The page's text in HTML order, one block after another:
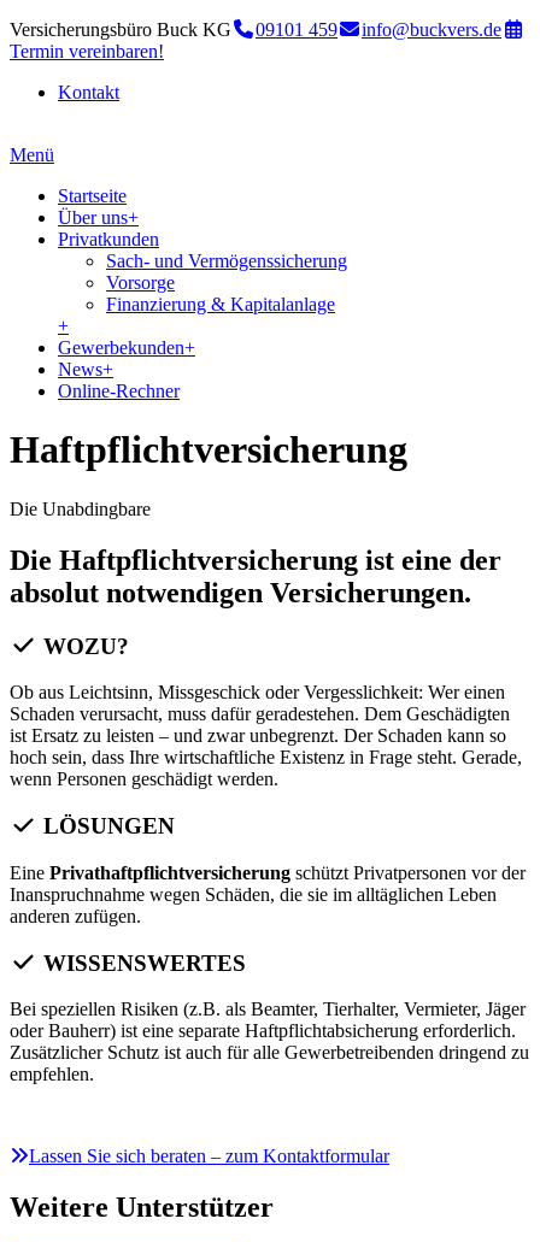
Versicherungsbüro Buck KG 09101 459
info@buckvers.de
Termin vereinbaren!
Kontakt
Menü
Startseite
Über uns+
Privatkunden
Sach- und Vermögenssicherung
Vorsorge
Finanzierung & Kapitalanlage
+
Gewerbekunden+
News+
Online-Rechner
Haftpflichtversicherung
Die Unabdingbare
Die Haftpflichtversicherung ist eine der
absolut notwendigen Versicherungen.
WOZU?
Ob aus Leichtsinn, Missgeschick oder Vergesslichkeit: Wer einen
Schaden verursacht, muss dafür geradestehen. Dem Geschädigten
ist Ersatz zu leisten – und zwar unbegrenzt. Der Schaden kann so
hoch sein, dass Ihre wirtschaftliche Existenz in Frage steht. Gerade,
wenn Personen geschädigt werden.
LÖSUNGEN
Eine Privathaftpflichtversicherung schützt Privatpersonen vor der
Inanspruchnahme wegen Schäden, die sie im alltäglichen Leben
anderen zufügen.
WISSENSWERTES
Bei speziellen Risiken (z.B. als Beamter, Tierhalter, Vermieter, Jäger
oder Bauherr) ist eine separate Haftpflichtabsicherung erforderlich.
Zusätzlicher Schutz ist auch für alle Gewerbetreibenden dringend zu
empfehlen.
Lassen Sie sich beraten – zum Kontaktformular
Weitere Unterstützer